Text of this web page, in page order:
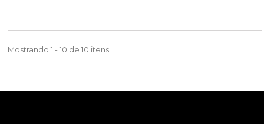
Mostrando 1 - 10 de 10 itens